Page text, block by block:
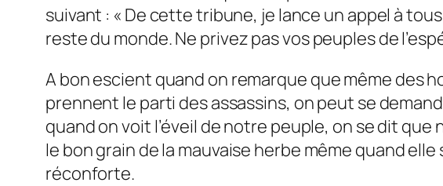
suivant : « De cette tribune, je lance un appel à
reste du monde. Ne privez pas vos peuples de
A bon escient quand on remarque que même des
prennent le parti des assassins, on peut se
quand on voit l’éveil de notre peuple, on se dit
le bon grain de la mauvaise herbe même quand
réconforte.